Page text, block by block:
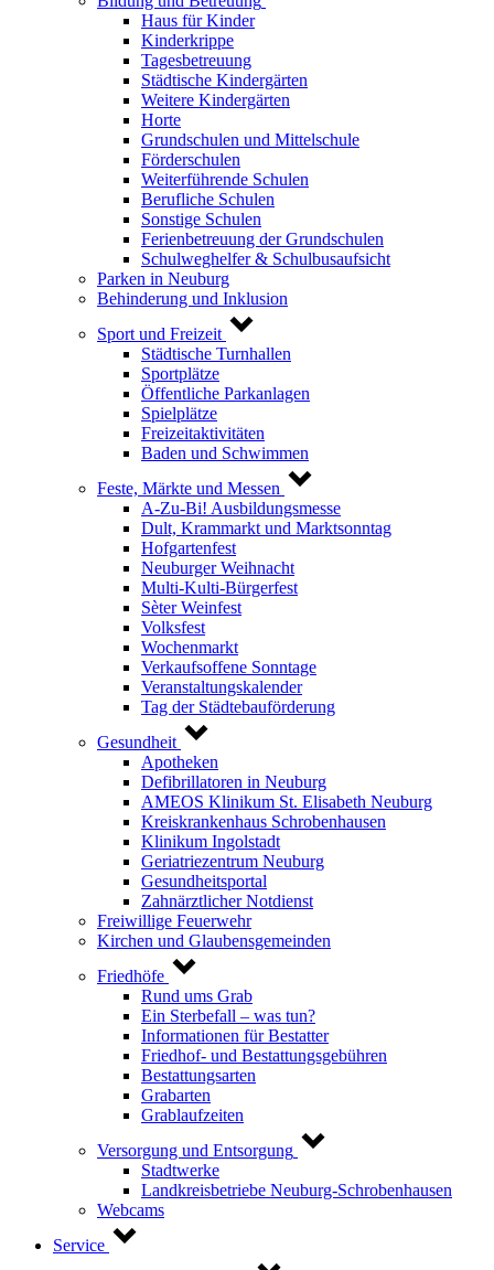
Haus für Kinder
Kinderkrippe
Tagesbetreuung
Städtische Kindergärten
Weitere Kindergärten
Horte
Grundschulen und Mittelschule
Förderschulen
Weiterführende Schulen
Berufliche Schulen
Sonstige Schulen
Ferienbetreuung der Grundschulen
Schulweghelfer & Schulbusaufsicht
Parken in Neuburg
Behinderung und Inklusion
Sport und Freizeit
Städtische Turnhallen
Sportplätze
Öffentliche Parkanlagen
Spielplätze
Freizeitaktivitäten
Baden und Schwimmen
Feste, Märkte und Messen
A-Zu-Bi! Ausbildungsmesse
Dult, Krammarkt und Marktsonntag
Hofgartenfest
Neuburger Weihnacht
Multi-Kulti-Bürgerfest
Sèter Weinfest
Volksfest
Wochenmarkt
Verkaufsoffene Sonntage
Veranstaltungskalender
Tag der Städtebauförderung
Gesundheit
Apotheken
Defibrillatoren in Neuburg
AMEOS Klinikum St. Elisabeth Neuburg
Kreiskrankenhaus Schrobenhausen
Klinikum Ingolstadt
Geriatriezentrum Neuburg
Gesundheitsportal
Zahnärztlicher Notdienst
Freiwillige Feuerwehr
Kirchen und Glaubensgemeinden
Friedhöfe
Rund ums Grab
Ein Sterbefall – was tun?
Informationen für Bestatter
Friedhof- und Bestattungsgebühren
Bestattungsarten
Grabarten
Grablaufzeiten
Versorgung und Entsorgung
Stadtwerke
Landkreisbetriebe Neuburg-Schrobenhausen
Webcams
Service